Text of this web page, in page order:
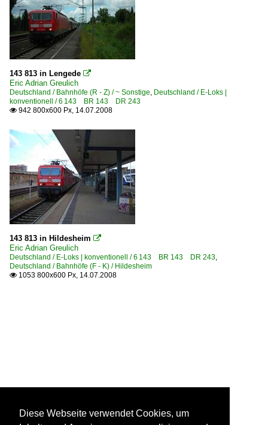
143 813 in Lengede 
Eric Adrian Greulich
Deutschland / Bahnhöfe (R - Z) / ~ Sonstige Deutschland / E-Loks |
konventionell / 6 143 BR 143 DR 243
 942 800x600 Px, 14.07.2008
143 813 in Hildesheim 
Eric Adrian Greulich
Deutschland / E-Loks | konventionell / 6 143 BR 143 DR 243
Deutschland / Bahnhöfe (F - K) / Hildesheim
 1053 800x600 Px, 14.07.2008
Diese Webseite verwendet Cookies, um